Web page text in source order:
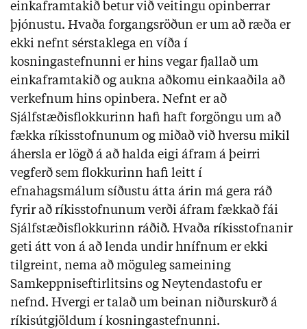
einkaframtakið betur við veitingu opinberrar
þjónustu. Hvaða forgangsröðun er um að ræða er
ekki nefnt sérstaklega en víða í
kosningastefnunni er hins vegar fjallað um
einkaframtakið og aukna aðkomu einkaaðila að
verkefnum hins opinbera. Nefnt er að
Sjálfstæðisflokkurinn hafi haft forgöngu um að
fækka ríkisstofnunum og miðað við hversu mikil
áhersla er lögð á að halda eigi áfram á þeirri
vegferð sem flokkurinn hafi leitt í
efnahagsmálum síðustu átta árin má gera ráð
fyrir að ríkisstofnunum verði áfram fækkað fái
Sjálfstæðisflokkurinn ráðið. Hvaða ríkisstofnanir
geti átt von á að lenda undir hnífnum er ekki
tilgreint, nema að möguleg sameining
Samkeppniseftirlitsins og Neytendastofu er
nefnd. Hvergi er talað um beinan niðurskurð á
ríkisútgjöldum í kosningastefnunni.